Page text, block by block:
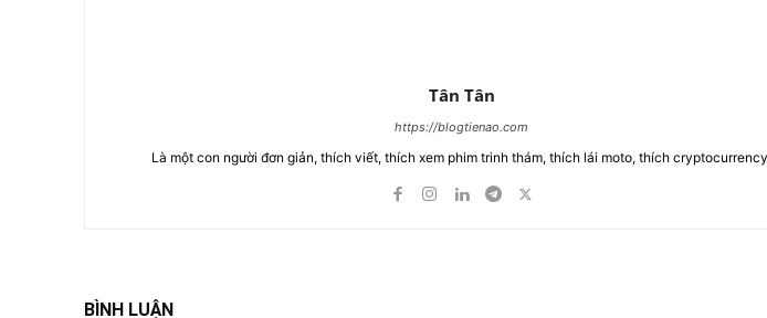
Tân Tân
https://blogtienao.com
Là một con người đơn giản, thích viết, thích xem phim trinh thám, thích lái moto, thích
BÌNH LUẬN